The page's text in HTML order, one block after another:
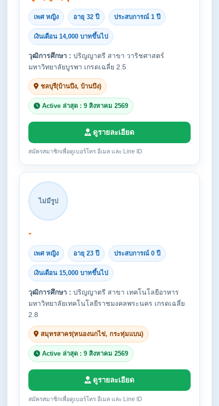
เพศ หญิง อายุ 32 ปี ประสบการณ์ 1 ปี
เงินเดือน 14,000 บาทขึ้นไป
วุฒิการศึกษา : ปริญญาตรี สาขา วาริชศาสตร์
มหาวิทยาลัยบูรพา เกรดเฉลี่ย 2.5
ชลบุรี(บ้านบึง, บ้านบึง)
Active ล่าสุด : 9 สิงหาคม 2569
ดูรายละเอียด
สมัครสมาชิกเพื่อดูเบอร์โทร อีเมล และ Line ID
ไม่มีรูป
-
เพศ หญิง อายุ 23 ปี ประสบการณ์ 0 ปี
เงินเดือน 15,000 บาทขึ้นไป
วุฒิการศึกษา : ปริญญาตรี สาขา เทคโนโลยีอาหาร
มหาวิทยาลัยเทคโนโลยีราชมงคลพระนคร เกรดเฉลี่ย
2.8
สมุทรสาคร(หนองนกไข่, กระทุ่มแบน)
Active ล่าสุด : 9 สิงหาคม 2569
ดูรายละเอียด
สมัครสมาชิกเพื่อดูเบอร์โทร อีเมล และ Line ID